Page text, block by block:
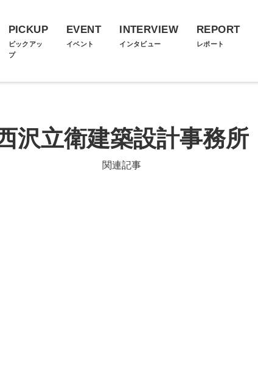
PICKUP
ピックアッ
プ
EVENT
イベント
INTERVIEW
インタビュー
REPORT
レポート
沢立衛建築設計事務所
関連記事